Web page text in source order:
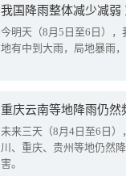
我国降雨整体减少减弱
今明天（8月5日至6日）
地有中到大雨，局地暴雨
重庆云南等地降雨仍然
未来三天（8月4日至6日
川、重庆、贵州等地仍然
害。